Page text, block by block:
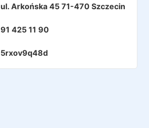
ul. Arkońska 45 71-470 Szczecin
91 425 11 90
5rxov9q48d